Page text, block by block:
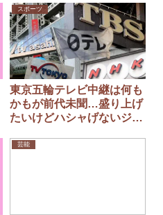
スポーツ
東京五輪テレビ中継は何も
かもが前代未聞…盛り上げ
たいけどハシャげないジレ
芸能